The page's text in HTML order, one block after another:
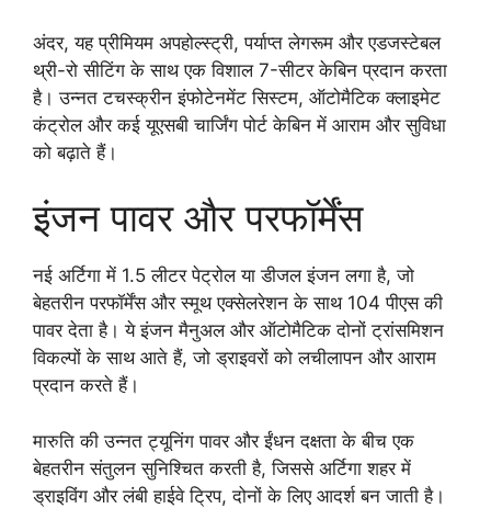
अंदर, यह प्रीमियम अपहोल्स्ट्री, पर्याप्त लेगरूम और एडजस्टेबल
थ्री-रो सीटिंग के साथ एक विशाल 7-सीटर केबिन प्रदान करता
है। उन्नत टचस्क्रीन इंफोटेनमेंट सिस्टम, ऑटोमैटिक क्लाइमेट
कंट्रोल और कई यूएसबी चार्जिंग पोर्ट केबिन में आराम और सुविधा
को बढ़ाते हैं।
इंजन पावर और परफॉर्मेंस
नई अर्टिगा में 1.5 लीटर पेट्रोल या डीजल इंजन लगा है, जो
बेहतरीन परफॉर्मेंस और स्मूथ एक्सेलरेशन के साथ 104 पीएस की
पावर देता है। ये इंजन मैनुअल और ऑटोमैटिक दोनों ट्रांसमिशन
विकल्पों के साथ आते हैं, जो ड्राइवरों को लचीलापन और आराम
प्रदान करते हैं।
मारुति की उन्नत ट्यूनिंग पावर और ईंधन दक्षता के बीच एक
बेहतरीन संतुलन सुनिश्चित करती है, जिससे अर्टिगा शहर में
ड्राइविंग और लंबी हाईवे ट्रिप, दोनों के लिए आदर्श बन जाती है।